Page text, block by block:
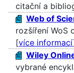
citační a
Web of
rozšíření WoS
[více informací
Wiley
vybrané